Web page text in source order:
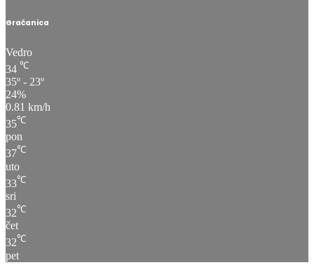
Gračanica
Vedro
34 ℃
35º - 23º
24%
0.81 km/h
35℃
pon
37℃
uto
33℃
sri
32℃
čet
32℃
pet